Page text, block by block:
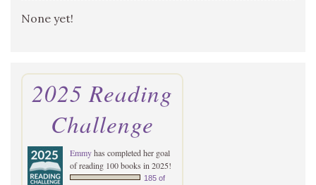
None yet!
2025 Reading
Challenge
Emmyhas completed her goal
of reading 100 books in 2025!
185 of